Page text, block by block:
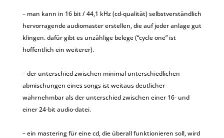
– man kann in 16 bit / 44,1 kHz (cd-qualität) selbstverständlich
hervorragende audiomaster erstellen, die auf jeder anlage gut
klingen. dafür gibt es unzählige belege (“cycle one” ist
hoffentlich ein weiterer).
– der unterschied zwischen minimal unterschiedlichen
abmischungen eines songs ist weitaus deutlicher
wahrnehmbar als der unterschied zwischen einer 16- und
einer 24-bit audio-datei.
– ein mastering für eine cd, die überall funktionieren soll, wird